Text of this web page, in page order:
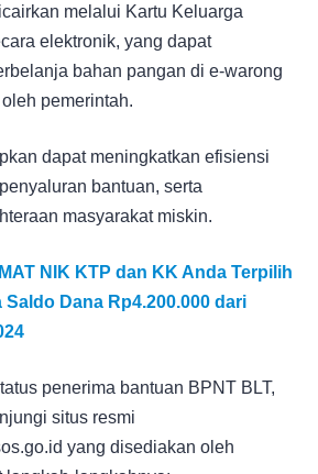
melalui Kartu Keluarga
elektronik, yang dapat
bahan pangan di e-warong
pemerintah.
dapat meningkatkan efisiensi
bantuan, serta
masyarakat miskin.
NIK KTP dan KK Anda Terpilih
Dana Rp4.200.000 dari
penerima bantuan BPNT BLT,
situs resmi
yang disediakan oleh